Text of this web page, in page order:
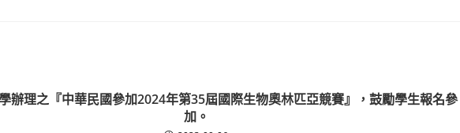
辦理之『中華民國參加2024年第35屆國際生物奧林匹亞競賽』，鼓勵學生報名參
加。